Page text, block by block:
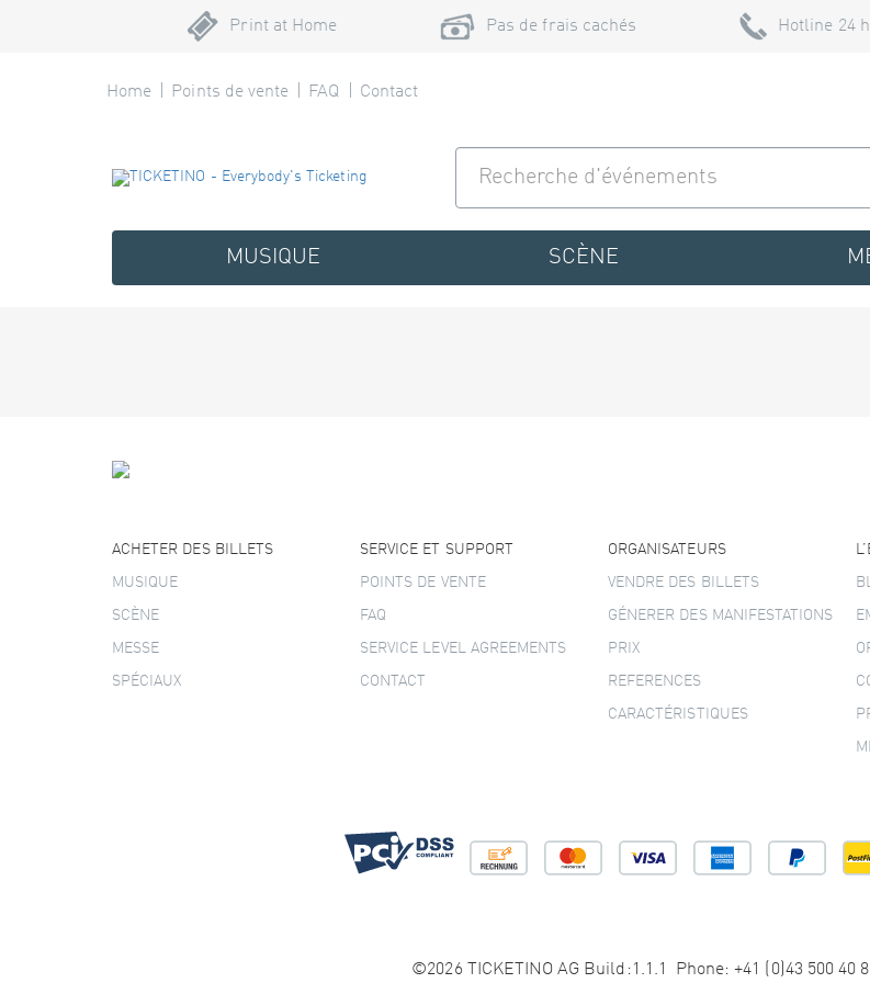
Print at Home Pas de frais cachés Hotline 24
Home Points de vente FAQ Contact
MUSIQUE SCÈNE
ACHETER DES BILLETS
MUSIQUE
SCÈNE
MESSE
SPÉCIAUX
SERVICE ET SUPPORT
POINTS DE VENTE
FAQ
SERVICE LEVEL AGREEMENTS
CONTACT
ORGANISATEURS
VENDRE DES BILLETS
GÉNERER DES MANIFESTATIONS
PRIX
REFERENCES
CARACTÉRISTIQUES
©2026 TICKETINO AG Build:1.1.1 Phone: +41 (0)43 500